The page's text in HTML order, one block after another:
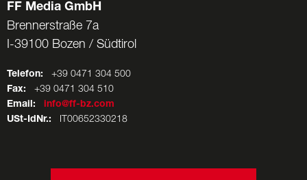
FF Media GmbH
Brennerstraße 7a
I-39100 Bozen / Südtirol
Telefon: +39 0471 304 500
Fax: +39 0471 304 510
Email:
info@ff-bz.com
USt-IdNr.: IT00652330218